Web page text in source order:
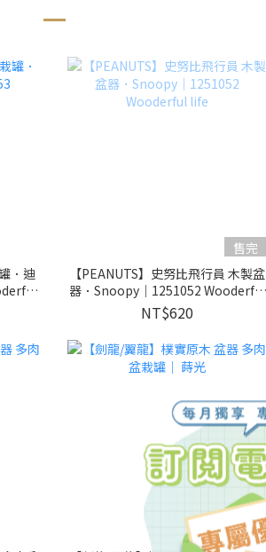
．迪
售完
【PEANUTS】史努比飛行員 木製盆
器．Snoopy｜1251052 Wooderful
life
NT$620